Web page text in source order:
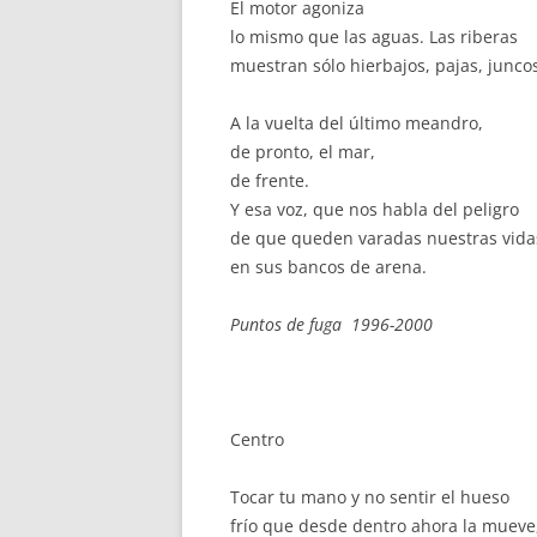
El motor agoniza
lo mismo que las aguas. Las riberas
muestran sólo hierbajos, pajas,
A la vuelta del último meandro,
de pronto, el mar,
de frente.
Y esa voz, que nos habla del peligro
de que queden varadas nuestras
en sus bancos de arena.
Puntos de fuga 1996-2000
Centro
Tocar tu mano y no sentir el hueso
frío que desde dentro ahora la